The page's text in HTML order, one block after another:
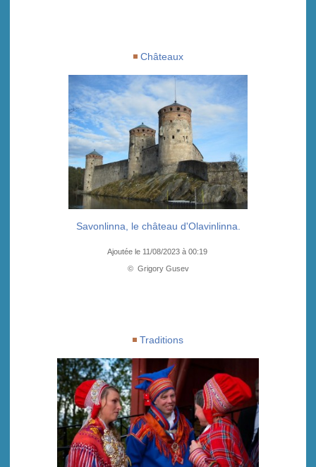
Châteaux
Savonlinna, le château d'Olavinlinna.
Ajoutée le 11/08/2023 à 00:19
© Grigory Gusev
Traditions